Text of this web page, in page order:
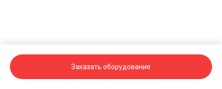
Заказать оборудование